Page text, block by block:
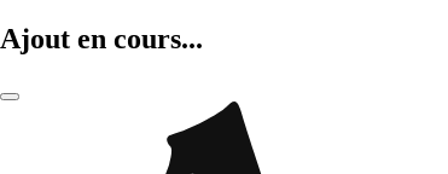
Ajout en cours...